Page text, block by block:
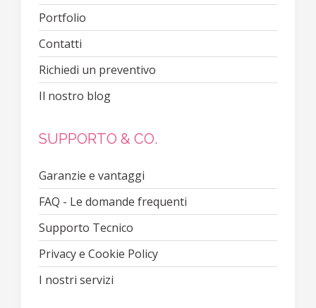
Portfolio
Contatti
Richiedi un preventivo
Il nostro blog
SUPPORTO & CO.
Garanzie e vantaggi
FAQ - Le domande frequenti
Supporto Tecnico
Privacy e Cookie Policy
I nostri servizi